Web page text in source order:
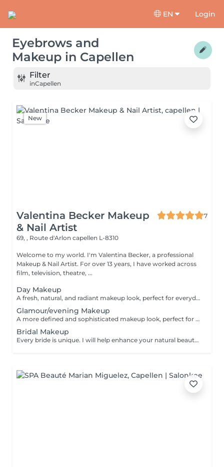
EN Login
Eyebrows and
Makeup in Capellen
Filter
inCapellen
New
Valentina Becker Makeup
& Nail Artist
7
69, , Route d'Arlon capellen L-8310
Welcome to my world. I'm Valentina Becker, a professional
Makeup & Nail Artist. For over 13 years, I have worked across
film, television, theatre, ...
Day Makeup
A fresh, natural, and radiant makeup look, perfect for everyday wear, work, appointments, or daytime events. It enhances your natural features while keeping the look soft and elegant.
Glamour/evening Makeup
A more defined and sophisticated makeup look, perfect for evenings, parties, events, or special occasions. The eyes and/or lips are enhanced for a glamorous, long-lasting finish.
Bridal Makeup
Every bride is unique. I will help enhance your natural beauty on your wedding day with a bespoke service tailored to your style, your skin, and your wishes.Request a personalised quote.